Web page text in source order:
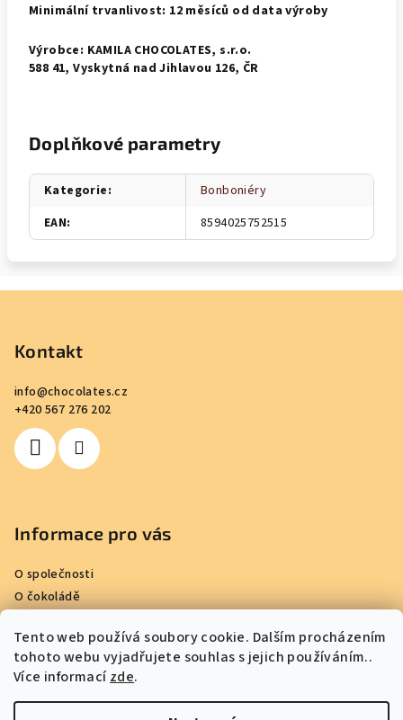
Tento web používá soubory cookie. Dalším procházením
tohoto webu vyjadřujete souhlas s jejich používáním..
Více informacízde.
Minimální trvanlivost: 12 měsíců od data výroby
Výrobce: KAMILA CHOCOLATES, s.r.o.
588 41, Vyskytná nad Jihlavou 126, ČR
Doplňkové parametry
Kategorie:
Bonboniéry
EAN: 8594025752515
Kontakt
info@chocolates.cz
+420 567 276 202
Informace pro vás
O společnosti
O čokoládě
Reference
Obchodní podmínky
Podmínky ochrany osobních údajů
Kontakty